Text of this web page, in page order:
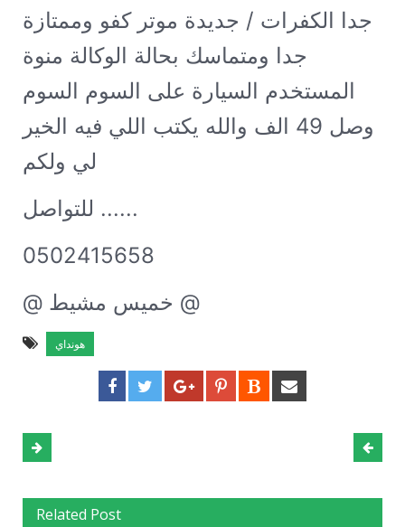
جدا الكفرات / جديدة موتر كفو وممتازة
جدا ومتماسك بحالة الوكالة منوة
المستخدم السيارة على السوم السوم
وصل 49 الف والله يكتب اللي فيه الخير
لي ولكم
للتواصل ......
0502415658
@ خميس مشيط @
هونداي
Related Post